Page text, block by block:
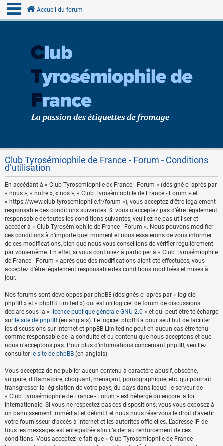
Accueil du forum
Club Tyrosémiophile de France - Forum - Conditions
d’utilisation
En accédant à « Club Tyrosémiophile de France - Forum » (désigné ci-après par
« nous », « notre », « nos », « Club Tyrosémiophile de France - Forum » et
« https://www.club-tyrosemiophile.fr/forum »), vous acceptez d’être légalement
responsable des conditions suivantes. Si vous n’acceptez pas d’être légalement
responsable de toutes les conditions suivantes, veuillez ne pas utiliser et
accéder à « Club Tyrosémiophile de France - Forum ». Nous pouvons modifier
ces conditions à n’importe quel moment et nous essaierons de vous informer
de ces modifications, bien que nous vous conseillons de vérifier régulièrement
par vous-même. En effet, si vous continuez à participer à « Club Tyrosémiophile
de France - Forum » après que des modifications aient été effectuées, vous
acceptez d’être légalement responsable des conditions modifiées et mises à
jour.
Nos forums sont développés par phpBB (désignés ci-après par « logiciel
phpBB » et « phpBB Limited ») qui est un logiciel de forum de discussions
déclaré sous la « licence publique générale GNU 2.0 » et qui peut être téléchargé
sur le site de phpBB (en anglais). Le logiciel phpBB a pour seul but de faciliter
les discussions sur internet et phpBB Limited ne peut en aucun cas être tenu
comme responsable de la conduite et du contenu que nous acceptons et que
nous n’acceptons pas. Pour plus d’informations concernant phpBB, veuillez
consulter le site de phpBB (en anglais).
Vous acceptez de ne publier aucun contenu à caractère abusif, obscène,
vulgaire, diffamatoire, choquant, menaçant, pornographique, etc. qui pourrait
transgresser la législation de votre pays, du pays dans lequel le serveur de
« Club Tyrosémiophile de France - Forum » est hébergé ou encore la loi
internationale. Si vous ne respectez pas ces dispositions, vous vous exposez à
un bannissement immédiat et définitif et nous nous réservons le droit d’avertir
votre fournisseur d’accès à internet et les autorités officielles. L’adresse IP de
tous les messages est enregistrée afin d’aider au renforcement de ces
conditions. Vous acceptez le fait que « Club Tyrosémiophile de France -